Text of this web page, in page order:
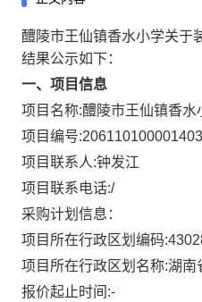
醴陵市王仙镇香水小学关于
结果公示如下：
一、项目信息
项目名称:醴陵市王仙镇香
项目编号:
项目联系人:钟发江
项目联系电话:/
采购计划信息：
项目所在行政区划编码:
项目所在行政区划名称:湖南
报价起止时间:-